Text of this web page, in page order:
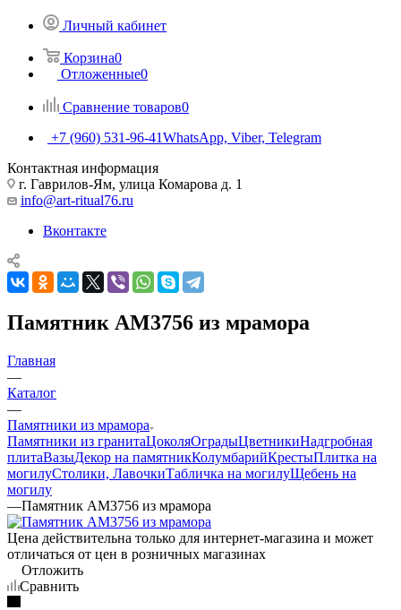
Личный кабинет
Корзина0
Отложенные0
Сравнение товаров0
+7 (960) 531-96-41WhatsApp, Viber, Telegram
Контактная информация
г. Гаврилов-Ям, улица Комарова д. 1
info@art-ritual76.ru
Вконтакте
Памятник AM3756 из мрамора
Главная
—
Каталог
—
Памятники из мрамора
Памятники из гранитаЦоколяОградыЦветникиНадгробная
плитаВазыДекор на памятникКолумбарийКрестыПлитка на
могилуСтолики, ЛавочкиТабличка на могилуЩебень на
могилу
—Памятник AM3756 из мрамора
Цена действительна только для интернет-магазина и может
отличаться от цен в розничных магазинах
Отложить
Сравнить